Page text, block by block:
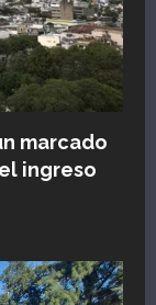
marcado
ingreso